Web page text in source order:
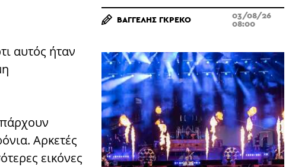
αυτός ήταν
Αρκετές
εικόνες
ΒΑΓΓΈΛΗΣ ΓΚΡΈΚΟ 03/08/26
08:00